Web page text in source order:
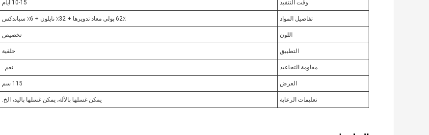
وقت التنفيذ 10-15 أيام
تفاصيل المواد 62٪ بولي معاد تدويرها + 32٪ نايلون + 6٪ سباندكس
اللون تخصيص
التطبيق حلقية
مقاومة التجاعيد نعم..
العرض 115 سم
تعليمات الرعاية يمكن غسلها بالآلة، يمكن غسلها باليد، الخ.